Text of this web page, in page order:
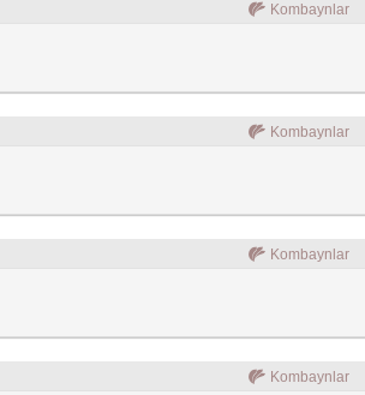
Kombaynlar
Kombaynlar
Kombaynlar
Kombaynlar